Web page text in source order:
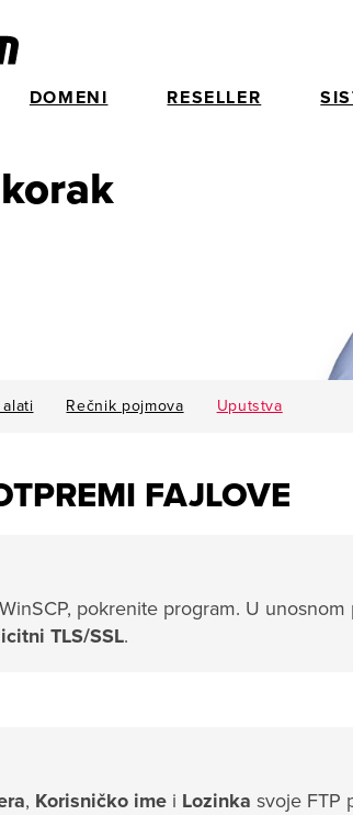
DOMENI RESELLER
Rečnik pojmova Uputstva
FAJLOVE
pokrenite program. U
TLS/SSL.
, Korisničko ime i Lozinka svoje FTP